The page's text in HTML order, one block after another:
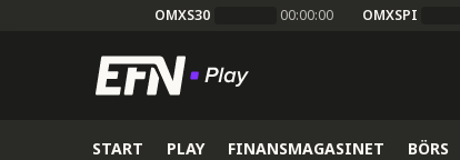
OMXS30 00:00:00 OMXSPI
START PLAY FINANSMAGASINET BÖRS